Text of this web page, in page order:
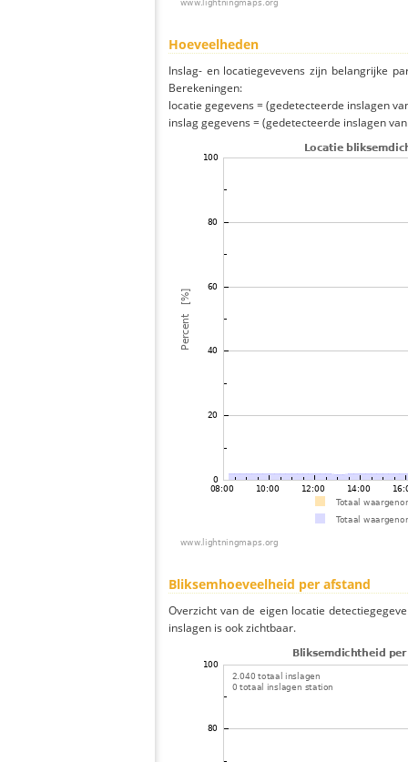
Hoeveelheden
Inslag- en locatiegevevens zijn belangrijke
Berekeningen:
locatie gegevens = (gedetecteerde inslagen
inslag gegevens = (gedetecteerde inslagen
Bliksemhoeveelheid per afstand
Overzicht van de eigen locatie
inslagen is ook zichtbaar.